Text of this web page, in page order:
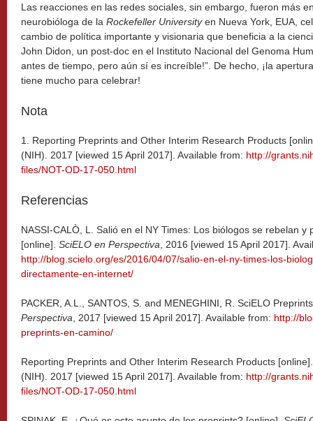
Las reacciones en las redes sociales, sin embargo, fueron más
neurobióloga de la Rockefeller Universityen Nueva York, EUA,
cambio de política importante y visionaria que beneficia a la
John Didon, un post-doc en el Instituto Nacional del Genoma
antes de tiempo, pero aún sí es increíble!”. De hecho, ¡la
tiene mucho para celebrar!
Nota
1. Reporting Preprints and Other Interim Research Products
(NIH). 2017 [viewed 15 April 2017]. Available from: http://
files/NOT-OD-17-050.html
Referencias
NASSI-CALÒ, L. Salió en el NY Times: Los biólogos se rebelan
[online]. SciELO en Perspectiva , 2016 [viewed 15 April 2017].
http://blog.scielo.org/es/2016/04/07/salio-en-el-ny-times-los-
directamente-en-internet/
PACKER, A.L., SANTOS, S. and MENEGHINI, R. SciELO
Perspectiva , 2017 [viewed 15 April 2017]. Available from: http://
preprints-en-camino/
Reporting Preprints and Other Interim Research Products
(NIH). 2017 [viewed 15 April 2017]. Available from: http://
files/NOT-OD-17-050.html